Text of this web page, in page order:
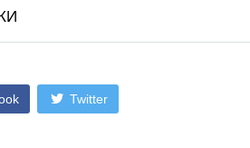
Twitter